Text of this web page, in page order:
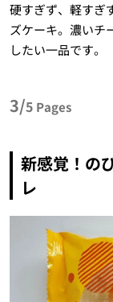
硬すぎず、軽すぎ
ズケーキ。濃いチ
したい一品です。
3/5 Pages
新感覚！の
レ